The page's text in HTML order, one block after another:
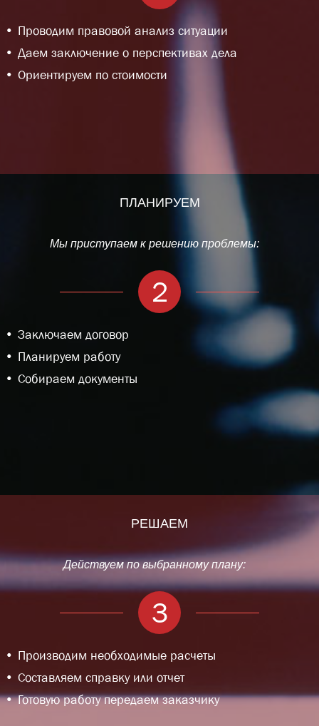
Проводим правовой анализ ситуации
Даем заключение о перспективах дела
Ориентируем по стоимости
ПЛАНИРУЕМ
Мы приступаем к решению проблемы:
2
Заключаем договор
Планируем работу
Собираем документы
РЕШАЕМ
Действуем по выбранному плану:
3
Производим необходимые расчеты
Составляем справку или отчет
Готовую работу передаем заказчику